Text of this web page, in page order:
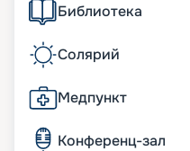
Библиотека
Солярий
Медпункт
Конференц-зал